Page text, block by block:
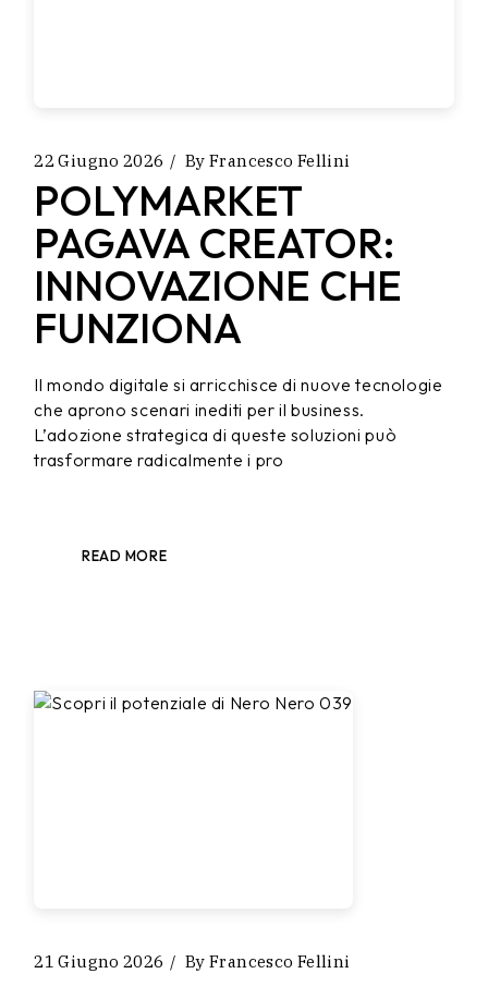
22 Giugno 2026 By Francesco Fellini
POLYMARKET
PAGAVA CREATOR:
INNOVAZIONE CHE
FUNZIONA
Il mondo digitale si arricchisce di nuove tecnologie
che aprono scenari inediti per il business.
L’adozione strategica di queste soluzioni può
trasformare radicalmente i pro
READ MORE
21 Giugno 2026 By Francesco Fellini